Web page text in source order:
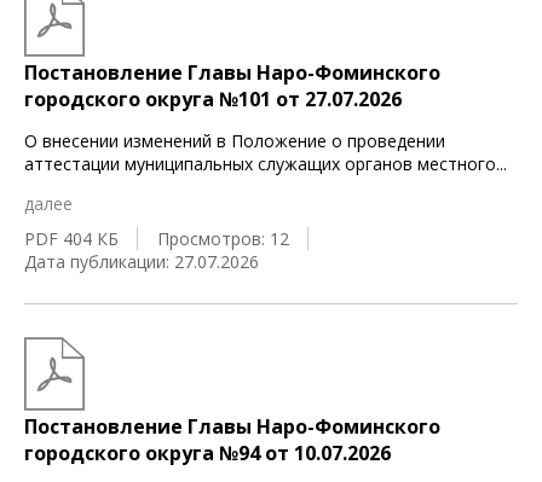
Постановление Главы Наро-Фоминского
городского округа №101 от 27.07.2026
О внесении изменений в Положение о проведении
аттестации муниципальных служащих органов местного...
далее
PDF 404 КБ
Просмотров: 12
Дата публикации: 27.07.2026
Постановление Главы Наро-Фоминского
городского округа №94 от 10.07.2026